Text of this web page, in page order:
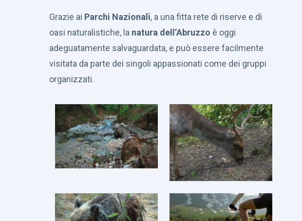
Grazie ai Parchi Nazionali, a una fitta rete di riserve e di
oasi naturalistiche, la natura dell’Abruzzo è oggi
adeguatamente salvaguardata, e può essere facilmente
visitata da parte dei singoli appassionati come dei gruppi
organizzati.